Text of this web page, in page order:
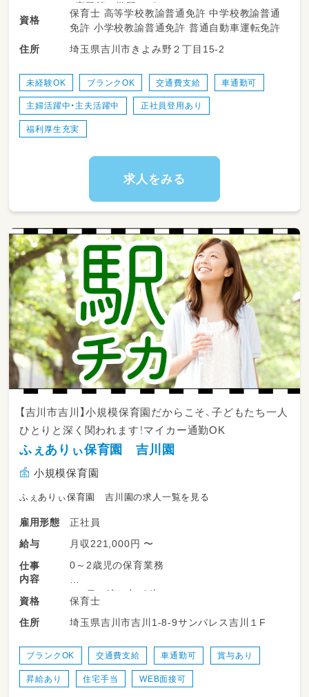
・宿題等の学習サポート
・療育プログラムの指導
学校や自宅への送迎
・従事すべき業務の変更の範囲なし
・就業場所の変更の範囲なし
・雇用契約期間1年
更新上限：なし
資格
保育士 高等学校教諭普通免許 中学校教諭普通
免許 小学校教諭普通免許 普通自動車運転免許
住所
埼玉県吉川市きよみ野２丁目15-2
未経験OK ブランクOK 交通費支給 車通勤可
主婦活躍中・主夫活躍中 正社員登用あり
福利厚生充実
求人をみる
【吉川市吉川】小規模保育園だからこそ、子どもたち一人
ひとりと深く関われます！マイカー通勤OK
ふぇありぃ保育園 吉川園
小規模保育園
ふぇありぃ保育園 吉川園の求人一覧を見る
雇用形態
正社員
給与
月収221,000円 〜
仕事
内容
0～2歳児の保育業務
＜1日の流れ（一例）＞
7:00 開園
8:00 順次登園・視診 登園後は自由遊び・朝食
まめに交換。
10:00 朝の会
資格
保育士
住所
埼玉県吉川市吉川1-8-9サンパレス吉川１F
ブランクOK 交通費支給 車通勤可 賞与あり
昇給あり 住宅手当 WEB面接可